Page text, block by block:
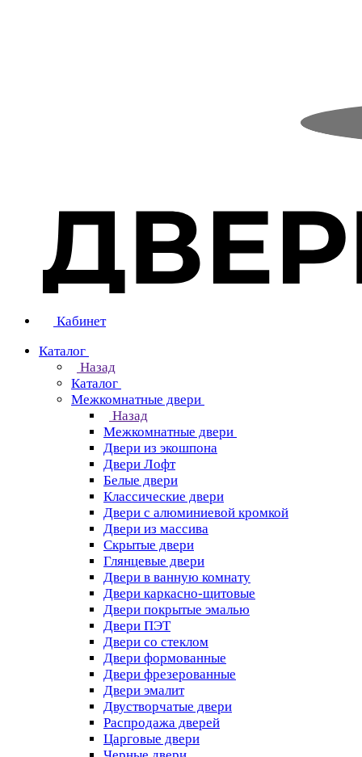
Кабинет
Каталог
Назад
Каталог
Межкомнатные двери
Назад
Межкомнатные двери
Двери из экошпона
Двери Лофт
Белые двери
Классические двери
Двери с алюминиевой кромкой
Двери из массива
Скрытые двери
Глянцевые двери
Двери в ванную комнату
Двери каркасно-щитовые
Двери покрытые эмалью
Двери ПЭТ
Двери со стеклом
Двери формованные
Двери фрезерованные
Двери эмалит
Двустворчатые двери
Распродажа дверей
Царговые двери